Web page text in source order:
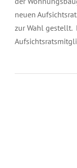
neuen
zur Wahl gestellt.